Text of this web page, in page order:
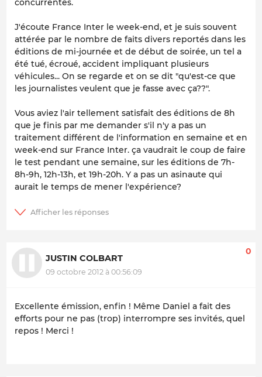
concurrentes.
J'écoute France Inter le week-end, et je suis souvent
attérée par le nombre de faits divers reportés dans les
éditions de mi-journée et de début de soirée, un tel a
été tué, écroué, accident impliquant plusieurs
véhicules... On se regarde et on se dit "qu'est-ce que
les journalistes veulent que je fasse avec ça??".
Vous aviez l'air tellement satisfait des éditions de 8h
que je finis par me demander s'il n'y a pas un
traitement différent de l'information en semaine et en
week-end sur France Inter. ça vaudrait le coup de faire
le test pendant une semaine, sur les éditions de 7h-
8h-9h, 12h-13h, et 19h-20h. Y a pas un asinaute qui
aurait le temps de mener l'expérience?
JUSTIN COLBART
09 octobre 2012 à 00:56:09
0
Excellente émission, enfin ! Même Daniel a fait des
efforts pour ne pas (trop) interrompre ses invités, quel
repos ! Merci !